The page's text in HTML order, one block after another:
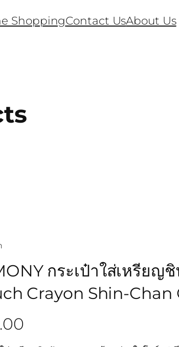
ShoppingContact UsAbout Us
กระเป๋าใส่เหรียญ
Crayon Shin-